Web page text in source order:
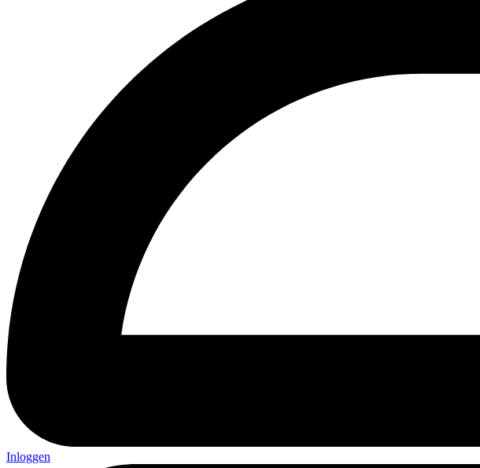
Inloggen